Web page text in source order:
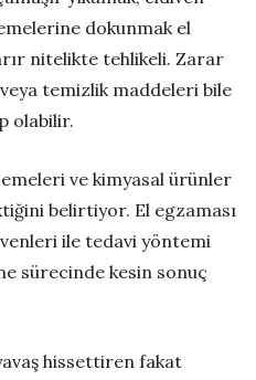
dokunmak el
nitelikte tehlikeli. Zarar
temizlik maddeleri bile
olabilir.
ve kimyasal ürünler
belirtiyor. El egzaması
ile tedavi yöntemi
sürecinde kesin sonuç
hissettiren fakat